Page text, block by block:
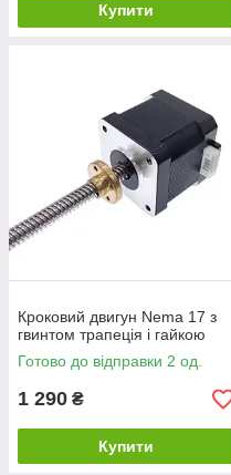
Купити
Кроковий двигун Nema 17 з
гвинтом трапеція і гайкою
Готово до відправки 2 од.
1 290 ₴
Купити